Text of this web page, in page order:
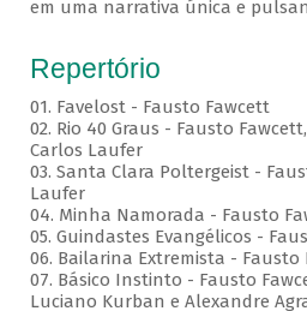
em uma narrativa única e
Repertório
01. Favelost - Fausto Fawcett
02. Rio 40 Graus - Fausto
Carlos Laufer
03. Santa Clara Poltergeist -
Laufer
04. Minha Namorada - Fausto
05. Guindastes Evangélicos -
06. Bailarina Extremista - Fausto
07. Básico Instinto - Fausto
Luciano Kurban e Alexandre